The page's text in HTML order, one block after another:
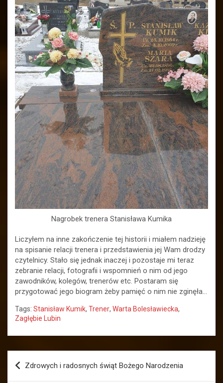
Nagrobek trenera Stanisława Kumika
Liczyłem na inne zakończenie tej historii i miałem nadzieję
na spisanie relacji trenera i przedstawienia jej Wam drodzy
czytelnicy. Stało się jednak inaczej i pozostaje mi teraz
zebranie relacji, fotografii i wspomnień o nim od jego
zawodników, kolegów, trenerów etc. Postaram się
przygotować jego biogram żeby pamięć o nim nie zginęła…
Tags: Stanisław Kumik, Trener, Warta Bolesławiecka,
Zagłębie Lubin
Nawigacja
wpisu
Zdrowych i radosnych świąt Bożego Narodzenia